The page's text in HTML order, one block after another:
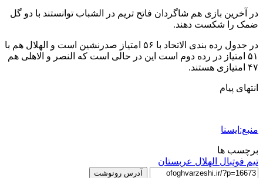
در آخرین بازی هم شاگردان فاتح تریم در الشباب توانستند با دو گل
ضمک را شکست دهند.
در جدول رده بندی الاتحاد با ۵۶ امتیاز صدرنشین است و الهلال هم با
۵۱ امتیاز در رده دوم است این در حالی است که النصر و الاهلی هم
۴۷ امتیازی هستند.
انتهای پیام
منبع:ایسنا
برچسب ها
تیم فوتبال الهلال عربستان
آدرس رونوشت